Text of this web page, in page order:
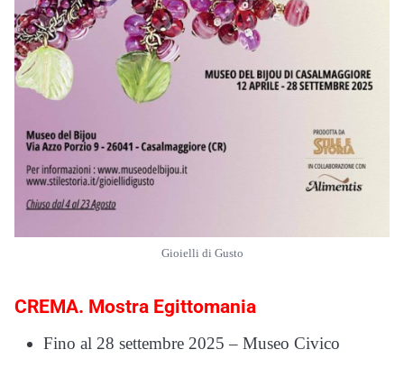
Gioielli di Gusto
CREMA. Mostra Egittomania
Fino al 28 settembre 2025 – Museo Civico